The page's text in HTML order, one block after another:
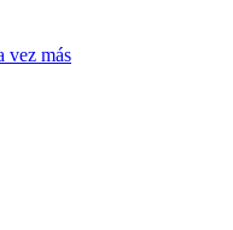
vez más